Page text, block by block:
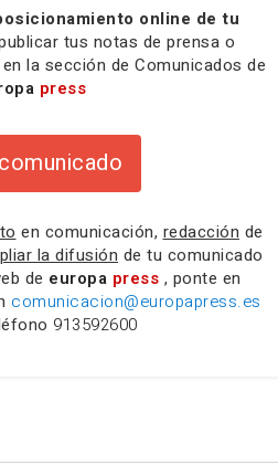
online de tu
tus notas de prensa o
la sección de Comunicados de
press
en comunicación, redacción de
la difusión de tu comunicado
de europa press , ponte en
comunicacion@europapress.es
913592600